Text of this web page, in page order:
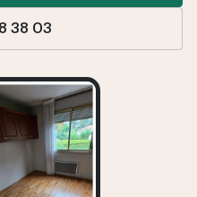
38 03